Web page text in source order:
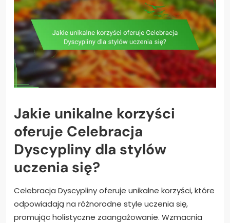
Jakie unikalne korzyści
oferuje Celebracja
Dyscypliny dla stylów
uczenia się?
Celebracja Dyscypliny oferuje unikalne korzyści, które
odpowiadają na różnorodne style uczenia się,
promując holistyczne zaangażowanie. Wzmacnia